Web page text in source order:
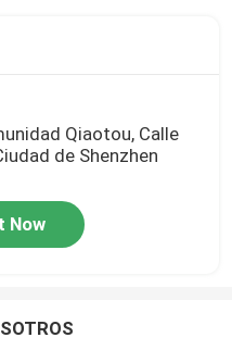
Qiaotou, Calle
de Shenzhen
Now